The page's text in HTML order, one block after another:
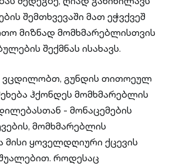
შემთხვევაში მათ ეჭვქვეშ
მიზნად მომხმარებლისთვის
შექმნას ისახავს.
ვცდილობთ, გუნდის თითოეულ
ჰქონდეს მომხმარებლის
- მონაცემების
მომხმარებლის
მისი ყოველდღიური ქცევის
როდესაც